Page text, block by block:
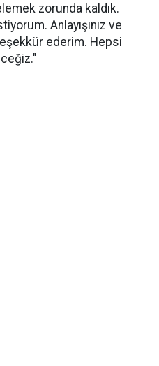
zorunda kaldık.
Anlayışınız ve
ederim. Hepsi